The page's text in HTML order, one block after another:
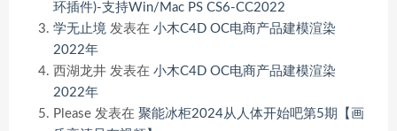
环插件)-支持Win/Mac PS CS6-CC2022
学无止境 发表在 小木C4D OC电商产品建模渲染
2022年
西湖龙井 发表在 小木C4D OC电商产品建模渲染
2022年
Please 发表在 聚能冰柜2024从人体开始吧第5期【画